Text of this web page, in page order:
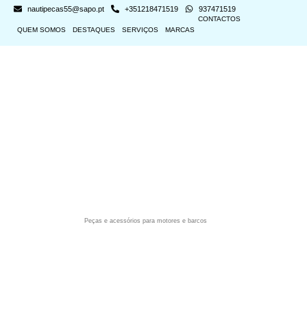
nautipecas55@sapo.pt +351218471519 937471519
QUEM SOMOS DESTAQUES SERVIÇOS MARCAS
CONTACTOS
Peças e acessórios para motores e barcos